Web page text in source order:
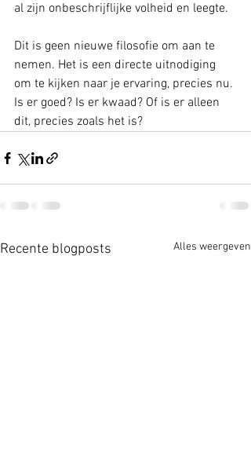
al zijn onbeschrijflijke volheid en leegte.
Dit is geen nieuwe filosofie om aan te
nemen. Het is een directe uitnodiging
om te kijken naar je ervaring, precies nu.
Is er goed? Is er kwaad? Of is er alleen
dit, precies zoals het is?
Recente blogposts Alles weergeven